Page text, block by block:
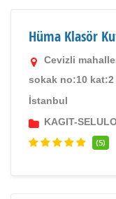
Hüma Klasör
Cevizli
sokak no:10 kat:2
İstanbul
KAGIT-
(5)